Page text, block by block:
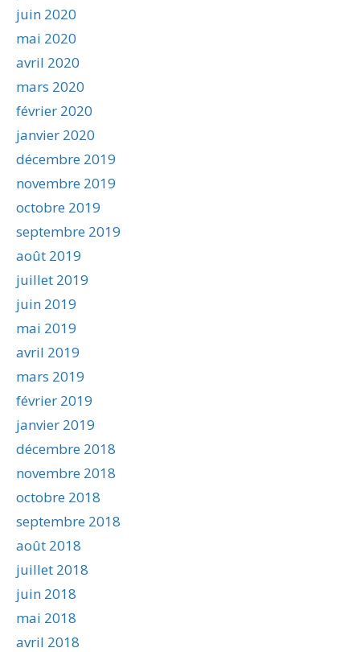
juin 2020
mai 2020
avril 2020
mars 2020
février 2020
janvier 2020
décembre 2019
novembre 2019
octobre 2019
septembre 2019
août 2019
juillet 2019
juin 2019
mai 2019
avril 2019
mars 2019
février 2019
janvier 2019
décembre 2018
novembre 2018
octobre 2018
septembre 2018
août 2018
juillet 2018
juin 2018
mai 2018
avril 2018